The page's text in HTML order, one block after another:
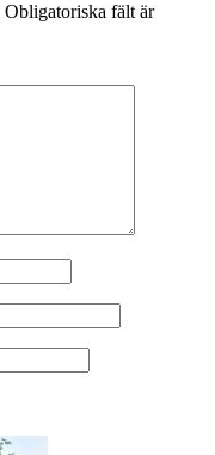
Obligatoriska fält är